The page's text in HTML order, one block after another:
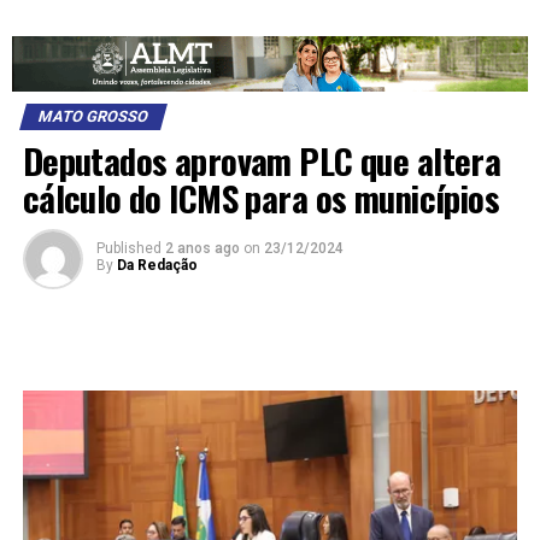
MATO GROSSO
Deputados aprovam PLC que altera
cálculo do ICMS para os municípios
Published 2 anos ago on 23/12/2024
By Da Redação